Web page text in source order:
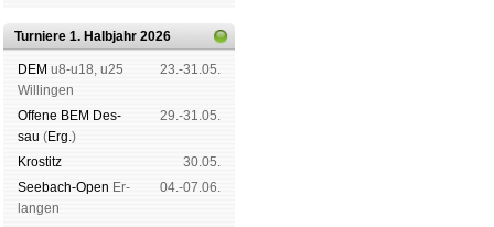
Turniere 1. Halbjahr 2026
DEM u8-u18, u25
Wil­lin­gen
23.-31.05.
Offene BEM Des­
sau (Erg.)
29.-31.05.
Kros­titz
30.05.
See­bach-Open Er­
lan­gen
04.-07.06.